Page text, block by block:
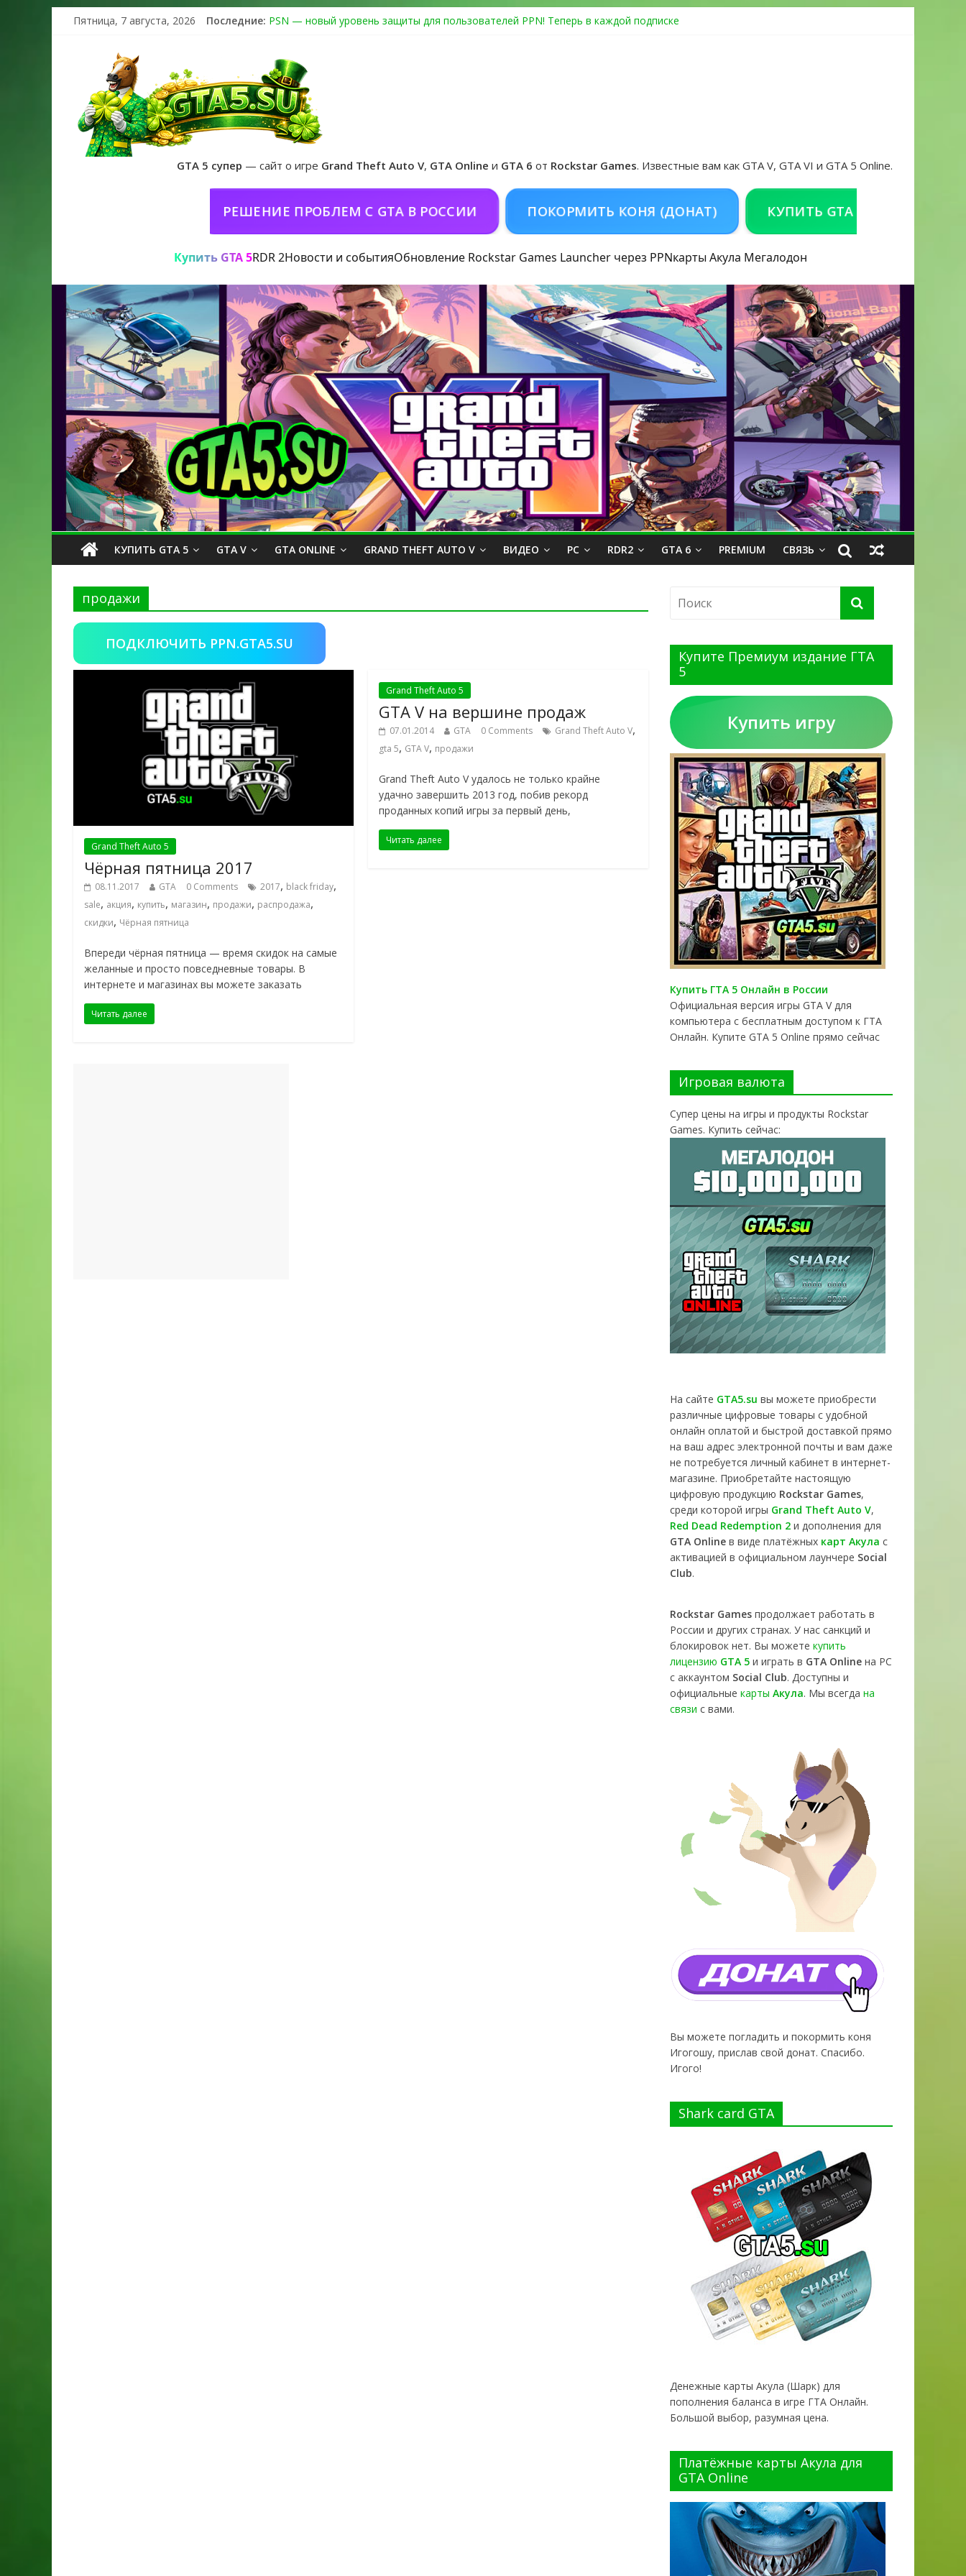
Пятница, 7 августа, 2026 Последние: PSN — новый уровень защиты для пользователей PPN! Теперь в каждой подписке
Получайте особые награды в GTA Online по программе Fine Art Collector
GTA 6 официальная обложка игры и Предзаказ Grand Theft Auto VI
GTA 5 супер — сайт о игре Grand Theft Auto V, GTA Online и GTA 6 от Rockstar Games. Известные вам как GTA V, GTA VI и GTA 5 Online.
РЕШЕНИЕ ПРОБЛЕМ С GTA В РОССИИ ПОКОРМИТЬ КОНЯ (ДОНАТ) КУПИТЬ GTA 5 ONLINE НА PC
Купить GTA 5RDR 2Новости и событияОбновление Rockstar Games Launcher через PPNкарты Акула Мегалодон
КУПИТЬ GTA 5 GTA V GTA ONLINE GRAND THEFT AUTO V ВИДЕО PC RDR2 GTA 6 PREMIUM СВЯЗЬ
продажи
ПОДКЛЮЧИТЬ PPN.GTA5.SU
Grand Theft Auto 5
Чёрная пятница 2017
08.11.2017 GTA 0 Comments 2017, black friday,
sale, акция, купить, магазин, продажи, распродажа,
скидки, Чёрная пятница
Впереди чёрная пятница — время скидок на самые
желанные и просто повседневные товары. В
интернете и магазинах вы можете заказать
Читать далее
Grand Theft Auto 5
GTA V на вершине продаж
07.01.2014 GTA 0 Comments Grand Theft Auto V,
gta 5, GTA V, продажи
Grand Theft Auto V удалось не только крайне
удачно завершить 2013 год, побив рекорд
проданных копий игры за первый день,
Читать далее
Купите Премиум издание ГТА
5
Купить игру
Купить ГТА 5 Онлайн в России
Официальная версия игры GTA V для
компьютера с бесплатным доступом к ГТА
Онлайн. Купите GTA 5 Online прямо сейчас
Игровая валюта
Супер цены на игры и продукты Rockstar
Games. Купить сейчас:
На сайте GTA5.su вы можете приобрести
различные цифровые товары с удобной
онлайн оплатой и быстрой доставкой прямо
на ваш адрес электронной почты и вам даже
не потребуется личный кабинет в интернет-
магазине. Приобретайте настоящую
цифровую продукцию Rockstar Games,
среди которой игры Grand Theft Auto V,
Red Dead Redemption 2 и дополнения для
GTA Online в виде платёжных карт Акула с
активацией в официальном лаунчере Social
Club.
Rockstar Games продолжает работать в
России и других странах. У нас санкций и
блокировок нет. Вы можете купить
лицензию GTA 5 и играть в GTA Online на PC
с аккаунтом Social Club. Доступны и
официальные карты Акула. Мы всегда на
связи с вами.
Вы можете погладить и покормить коня
Игогошу, прислав свой донат. Спасибо.
Игого!
Shark card GTA
Денежные карты Акула (Шарк) для
пополнения баланса в игре ГТА Онлайн.
Большой выбор, разумная цена.
Платёжные карты Акула для
GTA Online